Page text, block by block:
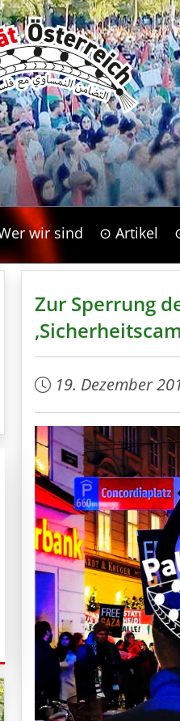
wir sind ⊙ Artikel
Zur Sperrung
19. Dezember